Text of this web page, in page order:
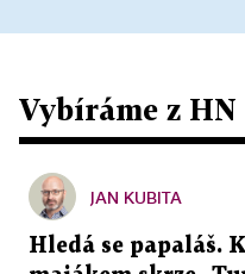
Vybíráme z HN
JAN KUBITA
Hledá se papaláš.